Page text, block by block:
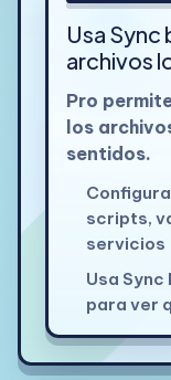
Usa
archivos
Pro
los
sentidos.
scripts,
servicios
Usa
para ver